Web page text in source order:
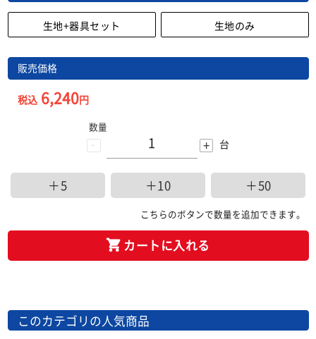
生地+器具セット 生地のみ
販売価格
税込6,240円
-
数量
+ 台
＋5 ＋10 ＋50
こちらのボタンで数量を追加できます。
カートに入れる
このカテゴリの人気商品